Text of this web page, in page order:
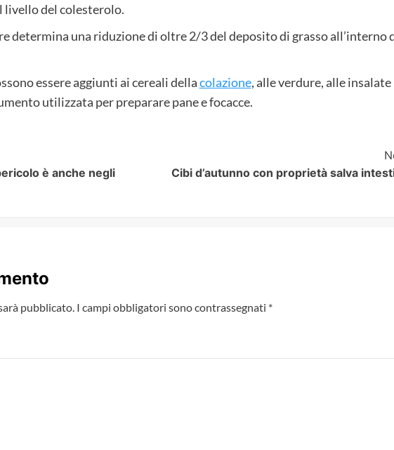
livello del colesterolo.
determina una riduzione di oltre 2/3 del deposito di grasso all’interno
essere aggiunti ai cereali dellacolazione, alle verdure, alle insalate
utilizzata per preparare pane e focacce.
è anche negli
Cibi d’autunno con proprietà salva
pubblicato. I campi obbligatori sono contrassegnati *